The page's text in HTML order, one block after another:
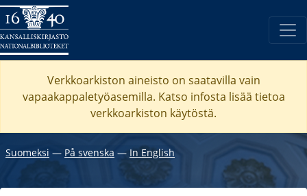
Verkkoarkiston aineisto on saatavilla vain
vapaakappaletyöasemilla. Katso infosta lisää tietoa
verkkoarkiston käytöstä.
Suomeksi ― På svenska ― In English